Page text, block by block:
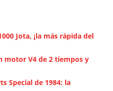
Jota, ¡la más rápida del
motor V4 de 2 tiempos y
Special de 1984: la